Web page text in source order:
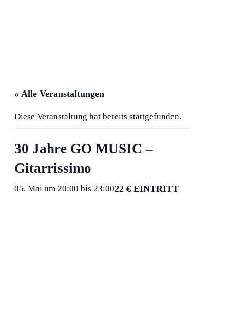
« Alle Veranstaltungen
Diese Veranstaltung hat bereits stattgefunden.
30 Jahre GO MUSIC –
Gitarrissimo
05. Mai um 20:00 bis 23:0022 € EINTRITT